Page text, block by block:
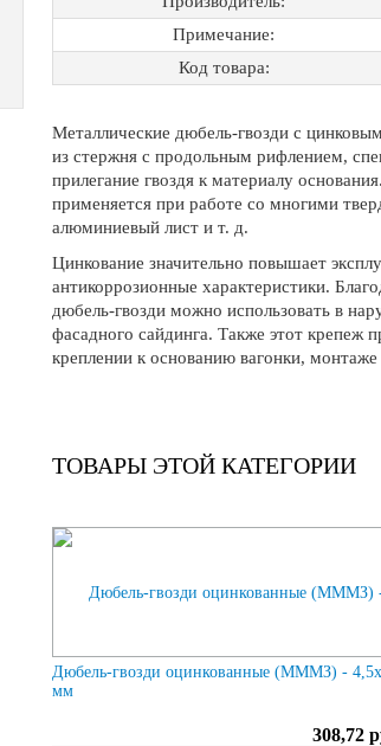
Примечание:
Код товара:
Металлические дюбель-гвозди с
из стержня с продольным рифлением,
прилегание гвоздя к материалу
применяется при работе со многими
алюминиевый лист и т. д.
Цинкование значительно повышает
антикоррозионные характеристики.
дюбель-гвозди можно использовать в
фасадного сайдинга. Также этот крепеж
креплении к основанию вагонки,
ТОВАРЫ ЭТОЙ КАТЕГОРИИ
Дюбель-гвозди оцинкованные (МММЗ) -
мм
308,72